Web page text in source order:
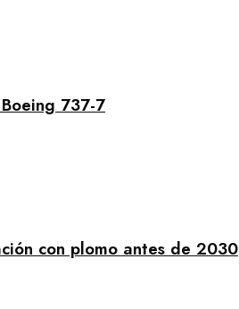
737-7
con plomo antes de 2030